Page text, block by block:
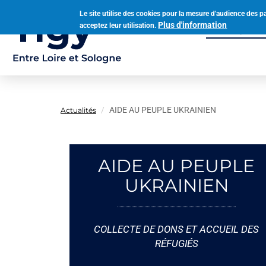
Le site utilise des cookies pour la mesure d'audience des
acceptez leur utilisation. Plus d'information
principal
principale
Municipalité
Actualités AIDE AU PEUPLE UKRAINIEN
AIDE AU PEUPLE
UKRAINIEN
COLLECTE DE DONS ET ACCUEIL DES
RÉFUGIÉS